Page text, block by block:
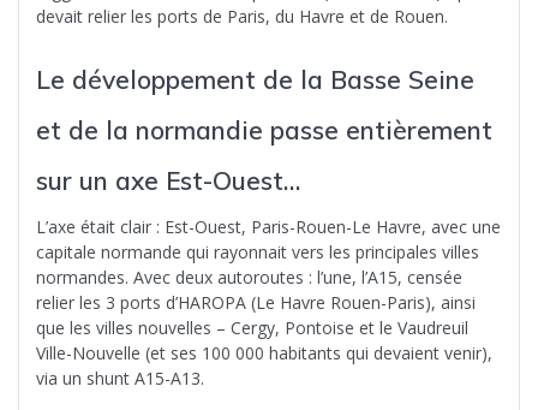
devait relier les ports de Paris, du Havre et de Rouen.
Le développement de la Basse Seine
et de la normandie passe entièrement
sur un axe Est-Ouest…
L’axe était clair : Est-Ouest, Paris-Rouen-Le Havre, avec une
capitale normande qui rayonnait vers les principales villes
normandes. Avec deux autoroutes : l’une, l’A15, censée
relier les 3 ports d’HAROPA (Le Havre Rouen-Paris), ainsi
que les villes nouvelles – Cergy, Pontoise et le Vaudreuil
Ville-Nouvelle (et ses 100 000 habitants qui devaient venir),
via un shunt A15-A13.